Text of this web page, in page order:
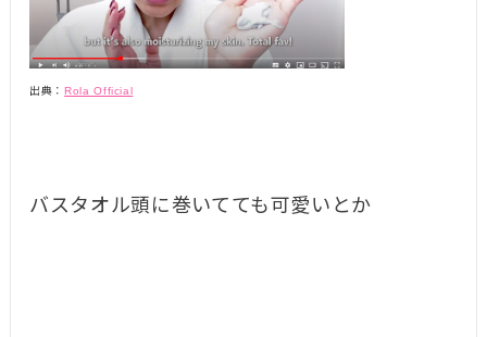
出典： Rola Official
バスタオル頭に巻いてても可愛いとか